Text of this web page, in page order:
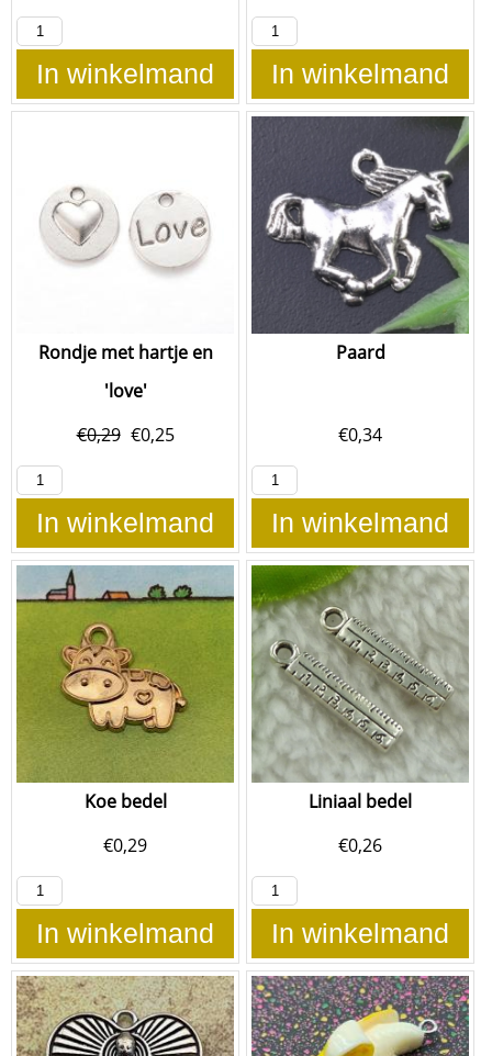
In winkelmand In winkelmand
Rondje met hartje en
'love'
€0,29 €0,25
In winkelmand
Paard
€0,34
In winkelmand
Koe bedel
€0,29
In winkelmand
Liniaal bedel
€0,26
In winkelmand